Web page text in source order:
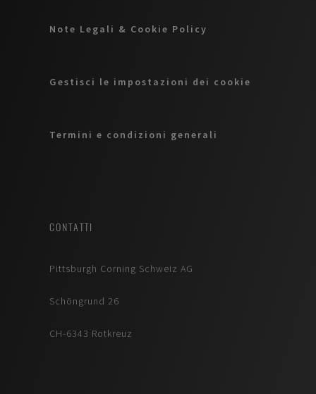
Note Legali & Cookie Policy
Gestisci le impostazioni dei cookie
Termini e condizioni generali
CONTATTI
Pittsburgh Corning Schweiz AG
Schöngrund 26
CH-6343 Rotkreuz